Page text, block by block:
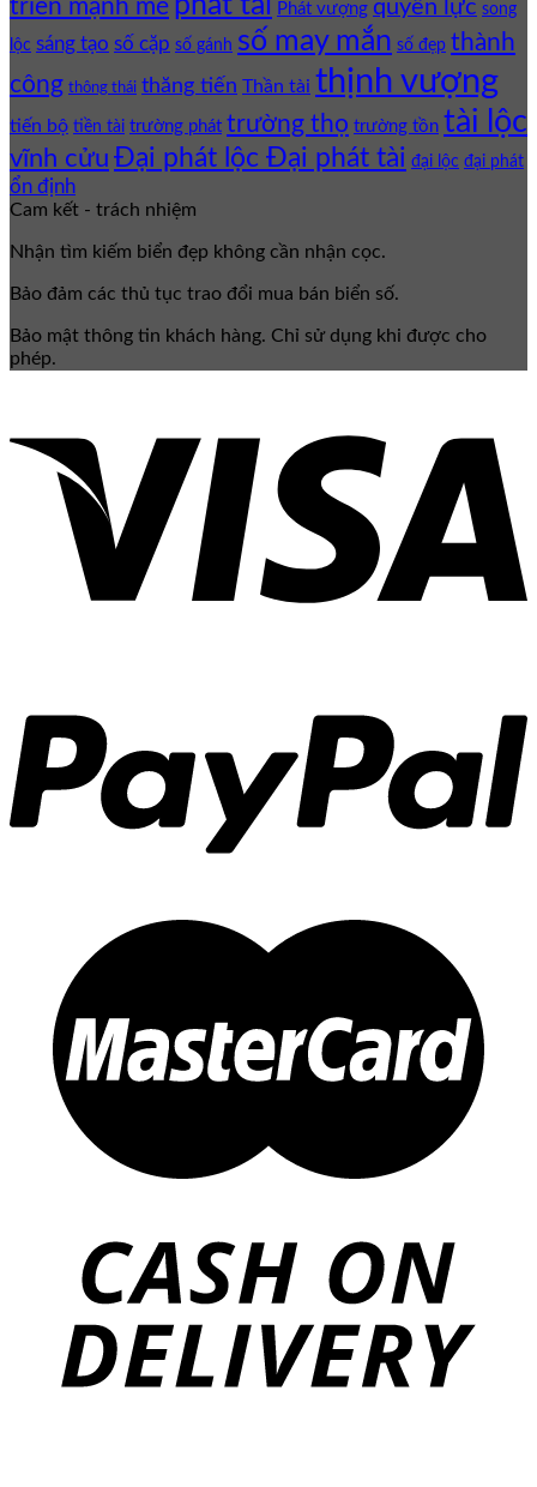
triển mạnh mẽ Phát vượng quyền lực song
lộc sáng tạo số cặp số gánh số may mắn số đẹp thành
công thông thái thăng tiến Thần tài thịnh vượng
tiến bộ tiền tài trường phát trường thọ trường tồn tài lộc
vĩnh cửu Đại phát lộc Đại phát tài đại lộc đại phát
ổn định
Cam kết - trách nhiệm
Nhận tìm kiếm biển đẹp không cần nhận cọc.
Bảo đảm các thủ tục trao đổi mua bán biển số.
Bảo mật thông tin khách hàng. Chỉ sử dụng khi được cho
phép.